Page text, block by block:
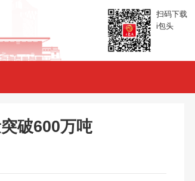
扫码下载
i包头
破600万吨